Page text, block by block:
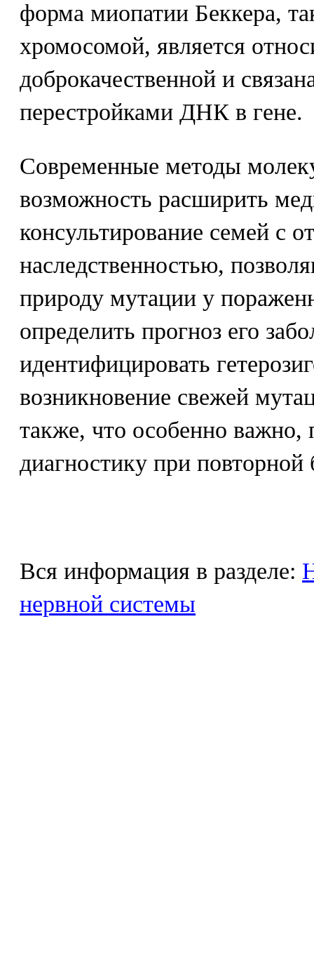
форма миопатии Беккера,
хромосомой, является
доброкачественной и
перестройками ДНК в гене.
Современные методы
возможность расширить
консультирование семей с
наследственностью,
природу мутации у
определить прогноз его
идентифицировать
возникновение свежей
также, что особенно важно,
диагностику при повторной
Вся информация в разделе:
нервной системы